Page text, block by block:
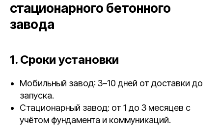
стационарного бетонного
завода
1. Сроки установки
Мобильный завод: 3–10 дней от доставки до
запуска.
Стационарный завод: от 1 до 3 месяцев с
учётом фундамента и коммуникаций.